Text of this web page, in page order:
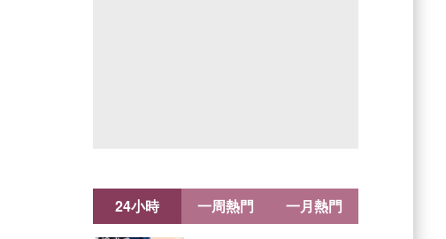
24小時 一周熱門 一月熱門